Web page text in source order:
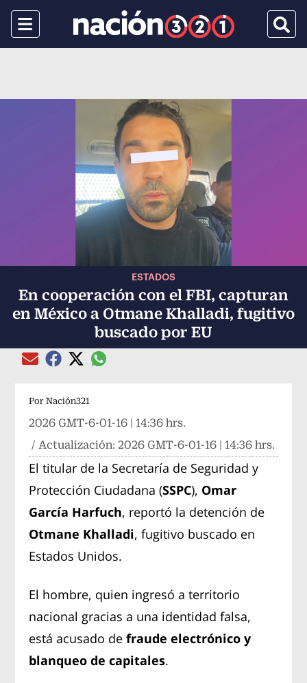
Menu
ESTADOS
En cooperación con el FBI, capturan
en México a Otmane Khalladi, fugitivo
buscado por EU
Compartir el artículo actual mediante Email
Compartir el artículo actual mediante Facebook
Compartir el artículo actual mediante Twitter
Compartir el artículo actual mediante
Por Nación321
2026 GMT-6-01-16 | 14:36 hrs.
/ Actualización:2026 GMT-6-01-16 | 14:36 hrs.
El titular de la Secretaría de Seguridad y
Protección Ciudadana (SSPC), Omar
García Harfuch, reportó la detención de
Otmane Khalladi, fugitivo buscado en
Estados Unidos.
El hombre, quien ingresó a territorio
nacional gracias a una identidad falsa,
está acusado defraude electrónico y
blanqueo de capitales.